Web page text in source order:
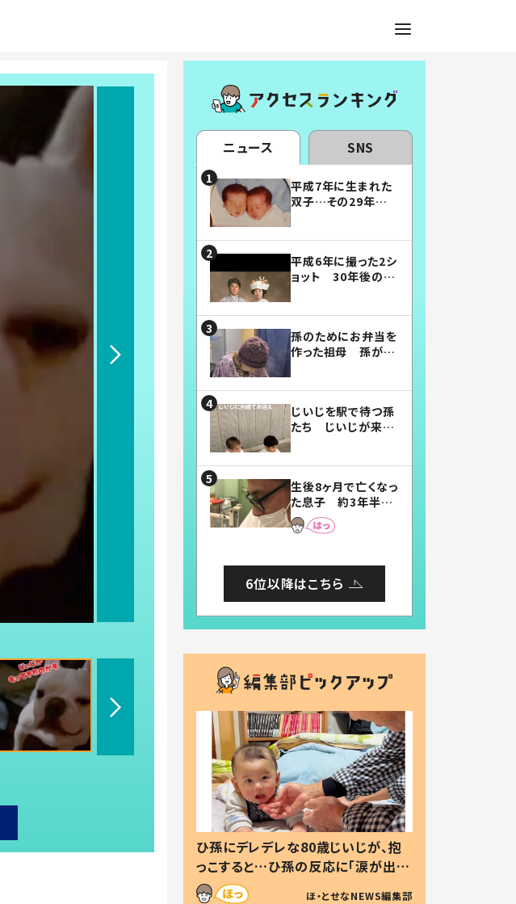
ニュース SNS
平成7年に生まれた
双子…その29年後
平成6年に撮った2シ
ョット 30年後の姿
孫のためにお弁当を
作った祖母 孫が絶
じいじを駅で待つ孫
たち じいじが来た
まらない」「幸せにな
れる」
生後8ヶ月で亡くなっ
た息子 約3年半
後、当時の妻の日記
に書いてあった本音
6位以降はこちら
ひ孫にデレデレな80歳じいじが、抱
っこすると…ひ孫の反応に「涙が出ま
した」「可愛くて仕方ない」
ほ・とせなNEWS編集部